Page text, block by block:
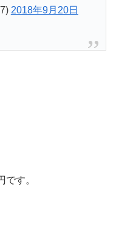
2018年9月20日
す。